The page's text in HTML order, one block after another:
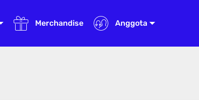
Merchandise Anggota